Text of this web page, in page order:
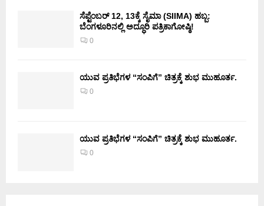
ಸೆಪ್ಟೆಂಬರ್ 12, 13ಕ್ಕೆ ಸೈಮಾ (SIIMA) ಹಬ್ಬ:
ಬೆಂಗಳೂರಿನಲ್ಲಿ ಅದ್ಧೂರಿ ಪತ್ರಿಕಾಗೋಷ್ಠಿ!
0
ಯುವ ಪ್ರತಿಭೆಗಳ “ಸಂಪಿಗೆ” ಚಿತ್ರಕ್ಕೆ ಶುಭ ಮುಹೂರ್ತ.
0
ಯುವ ಪ್ರತಿಭೆಗಳ “ಸಂಪಿಗೆ” ಚಿತ್ರಕ್ಕೆ ಶುಭ ಮುಹೂರ್ತ.
0